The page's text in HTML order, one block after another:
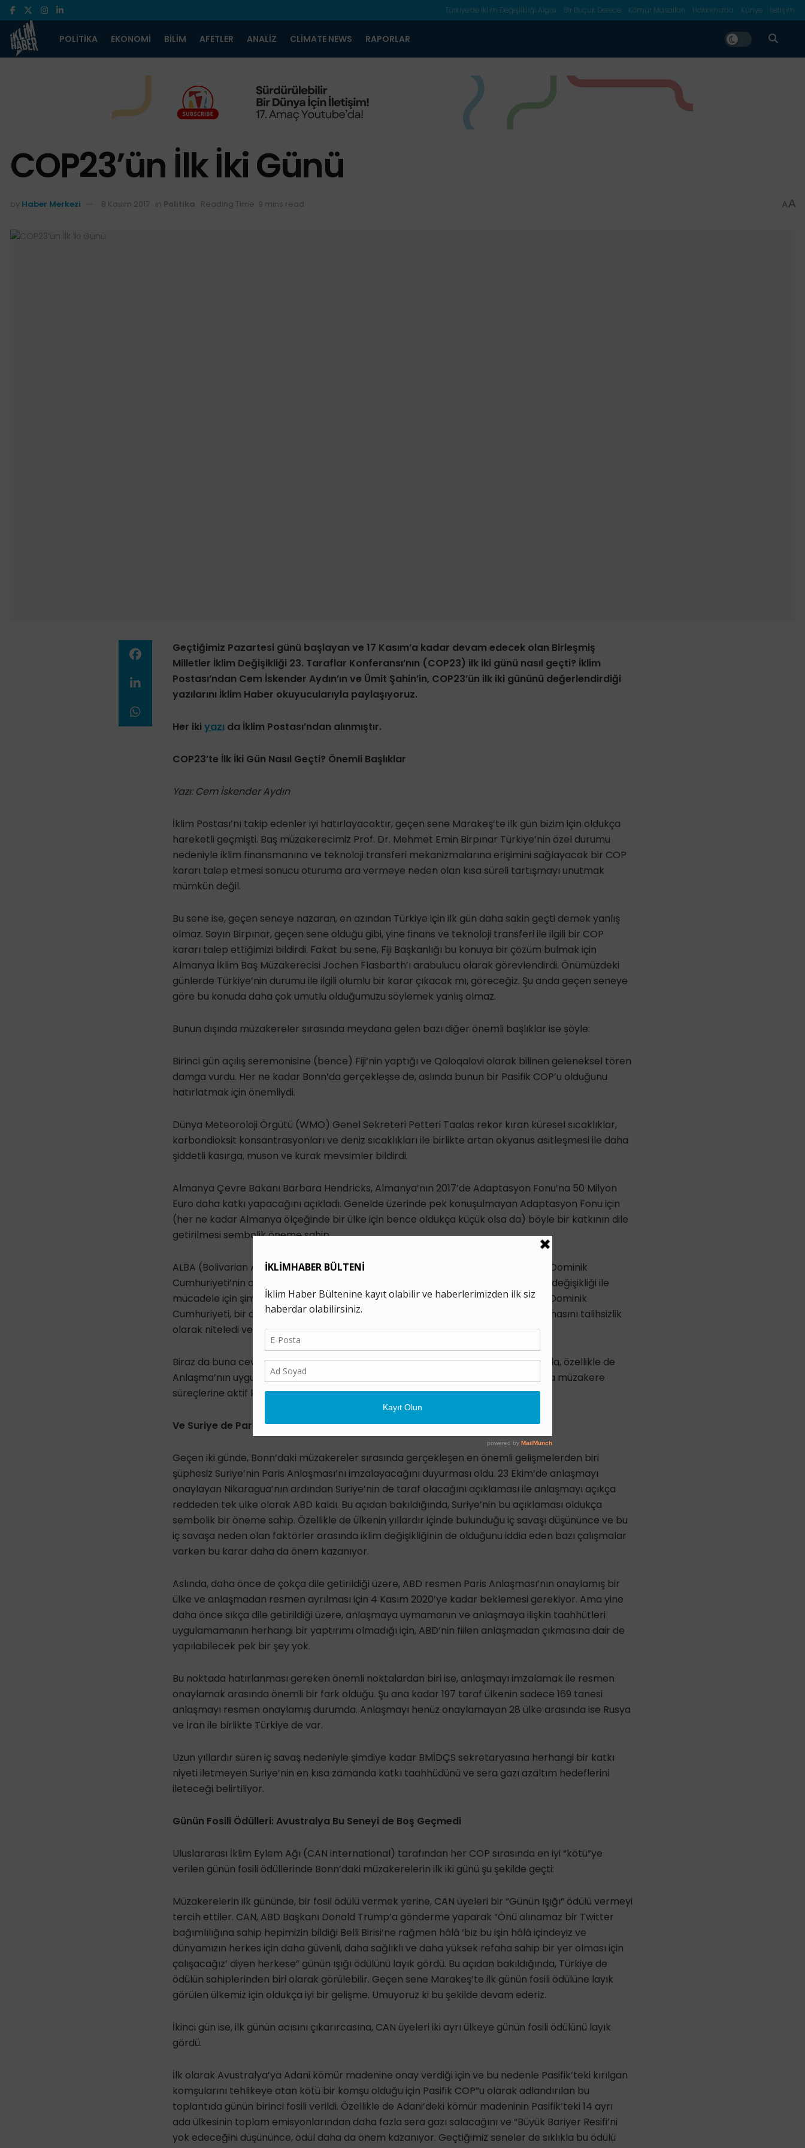
Türkiye’de İklim Değişlikliği Algısı Bir Buçuk Derece Kömür Masalları Hakkımızda Künye İletişim
POLITIKA EKONOMI BILIM AFETLER ANALIZ CLIMATE NEWS RAPORLAR
COP23’ün İlk İki Günü
by Haber Merkezi 8 Kasım 2017 in Politika Reading Time: 9 mins read AA
Geçtiğimiz Pazartesi günü başlayan ve 17 Kasım’a kadar devam edecek olan Birleşmiş
Milletler İklim Değişikliği 23. Taraflar Konferansı’nın (COP23) ilk iki günü nasıl geçti? İklim
Postası’ndan Cem İskender Aydın’ın ve Ümit Şahin’in, COP23’ün ilk iki gününü değerlendirdiği
yazılarını İklim Haber okuyucularıyla paylaşıyoruz.
Her iki yazı da İklim Postası’ndan alınmıştır.
COP23’te İlk İki Gün Nasıl Geçti? Önemli Başlıklar
Yazı: Cem İskender Aydın
İklim Postası’nı takip edenler iyi hatırlayacaktır, geçen sene Marakeş’te ilk gün bizim için oldukça
hareketli geçmişti. Baş müzakerecimiz Prof. Dr. Mehmet Emin Birpınar Türkiye’nin özel durumu
nedeniyle iklim finansmanına ve teknoloji transferi mekanizmalarına erişimini sağlayacak bir COP
kararı talep etmesi sonucu oturuma ara vermeye neden olan kısa süreli tartışmayı unutmak
mümkün değil.
Bu sene ise, geçen seneye nazaran, en azından Türkiye için ilk gün daha sakin geçti demek yanlış
olmaz. Sayın Birpınar, geçen sene olduğu gibi, yine finans ve teknoloji transferi ile ilgili bir COP
kararı talep ettiğimizi bildirdi. Fakat bu sene, Fiji Başkanlığı bu konuya bir çözüm bulmak için
Almanya İklim Baş Müzakerecisi Jochen Flasbarth’ı arabulucu olarak görevlendirdi. Önümüzdeki
günlerde Türkiye’nin durumu ile ilgili olumlu bir karar çıkacak mı, göreceğiz. Şu anda geçen seneye
göre bu konuda daha çok umutlu olduğumuzu söylemek yanlış olmaz.
Bunun dışında müzakereler sırasında meydana gelen bazı diğer önemli başlıklar ise şöyle:
Birinci gün açılış seremonisine (bence) Fiji’nin yaptığı ve Qaloqalovi olarak bilinen geleneksel tören
damga vurdu. Her ne kadar Bonn’da gerçekleşse de, aslında bunun bir Pasifik COP’u olduğunu
hatırlatmak için önemliydi.
Dünya Meteoroloji Örgütü (WMO) Genel Sekreteri Petteri Taalas rekor kıran küresel sıcaklıklar,
karbondioksit konsantrasyonları ve deniz sıcaklıkları ile birlikte artan okyanus asitleşmesi ile daha
şiddetli kasırga, muson ve kurak mevsimler bildirdi.
Almanya Çevre Bakanı Barbara Hendricks, Almanya’nın 2017’de Adaptasyon Fonu’na 50 Milyon
Euro daha katkı yapacağını açıkladı. Genelde üzerinde pek konuşulmayan Adaptasyon Fonu için
(her ne kadar Almanya ölçeğinde bir ülke için bence oldukça küçük olsa da) böyle bir katkının dile
getirilmesi sembolik öneme sahip.
ALBA (Bolivarian Alliance For The Peoples Of Our America) grubu adına konuşan Dominik
Cumhuriyeti’nin açıklaması ise odadaki fili işaret etmesi açısından önemliydi. İklim değişikliği ile
mücadele için şimdiye kadar taahhüt edilen katkıların yetersiz olduğunu belirten Dominik
Cumhuriyeti, bir de bu şartlar altında EK-1 üyesi bir ülkenin anlaşmadan çıkmış olmasını talihsizlik
olarak niteledi ve üstü kapalı olarak ABD’nin anlaşmadan çekilmesini eleştirdi.
Biraz da buna cevaben, ABD, her ne kadar Paris Anlaşması’ndan çekilmiş olsalar da, özellikle de
Anlaşma’nın uygulanmasına dair ana hatların ve ilkelerin oluşturulması konusunda müzakere
süreçlerine aktif katılım gerçekleştireceklerini açıkladı.
Ve Suriye de Paris Anlaşması’nı İmzalıyor
Geçen iki günde, Bonn’daki müzakereler sırasında gerçekleşen en önemli gelişmelerden biri
şüphesiz Suriye’nin Paris Anlaşması’nı imzalayacağını duyurması oldu. 23 Ekim’de anlaşmayı
onaylayan Nikaragua’nın ardından Suriye’nin de taraf olacağını açıklaması ile anlaşmayı açıkça
reddeden tek ülke olarak ABD kaldı. Bu açıdan bakıldığında, Suriye’nin bu açıklaması oldukça
sembolik bir öneme sahip. Özellikle de ülkenin yıllardır içinde bulunduğu iç savaşı düşününce ve bu
iç savaşa neden olan faktörler arasında iklim değişikliğinin de olduğunu iddia eden bazı çalışmalar
varken bu karar daha da önem kazanıyor.
Aslında, daha önce de çokça dile getirildiği üzere, ABD resmen Paris Anlaşması’nın onaylamış bir
ülke ve anlaşmadan resmen ayrılması için 4 Kasım 2020’ye kadar beklemesi gerekiyor. Ama yine
daha önce sıkça dile getirildiği üzere, anlaşmaya uymamanın ve anlaşmaya ilişkin taahhütleri
uygulamamanın herhangi bir yaptırımı olmadığı için, ABD’nin fiilen anlaşmadan çıkmasına dair de
yapılabilecek pek bir şey yok.
Bu noktada hatırlanması gereken önemli noktalardan biri ise, anlaşmayı imzalamak ile resmen
onaylamak arasında önemli bir fark olduğu. Şu ana kadar 197 taraf ülkenin sadece 169 tanesi
anlaşmayı resmen onaylamış durumda. Anlaşmayı henüz onaylamayan 28 ülke arasında ise Rusya
ve İran ile birlikte Türkiye de var.
Uzun yıllardır süren iç savaş nedeniyle şimdiye kadar BMİDÇS sekretaryasına herhangi bir katkı
niyeti iletmeyen Suriye’nin en kısa zamanda katkı taahhüdünü ve sera gazı azaltım hedeflerini
ileteceği belirtiliyor.
Günün Fosili Ödülleri: Avustralya Bu Seneyi de Boş Geçmedi
Uluslararası İklim Eylem Ağı (CAN international) tarafından her COP sırasında en iyi “kötü”ye
verilen günün fosili ödüllerinde Bonn’daki müzakerelerin ilk iki günü şu şekilde geçti:
Müzakerelerin ilk gününde, bir fosil ödülü vermek yerine, CAN üyeleri bir “Günün Işığı” ödülü vermeyi
tercih ettiler. CAN, ABD Başkanı Donald Trump’a gönderme yaparak “Önü alınamaz bir Twitter
bağımlılığına sahip hepimizin bildiği Belli Birisi’ne rağmen hâlâ ‘biz bu işin hâlâ içindeyiz ve
dünyamızın herkes için daha güvenli, daha sağlıklı ve daha yüksek refaha sahip bir yer olması için
çalışacağız’ diyen herkese” günün ışığı ödülünü layık gördü. Bu açıdan bakıldığında, Türkiye de
ödülün sahiplerinden biri olarak görülebilir. Geçen sene Marakeş’te ilk günün fosili ödülüne layık
görülen ülkemiz için oldukça iyi bir gelişme. Umuyoruz ki bu şekilde devam ederiz.
İkinci gün ise, ilk günün acısını çıkarırcasına, CAN üyeleri iki ayrı ülkeye günün fosili ödülünü layık
gördü.
İlk olarak Avustralya’ya Adani kömür madenine onay verdiği için ve bu nedenle Pasifik’teki kırılgan
komşularını tehlikeye atan kötü bir komşu olduğu için Pasifik COP”u olarak adlandırılan bu
toplantıda günün birinci fosili verildi. Özellikle de Adani’deki kömür madeninin Pasifik’teki 14 ayrı
ada ülkesinin toplam emisyonlarından daha fazla sera gazı salacağını ve “Büyük Bariyer Resifi’ni
yok edeceğini düşününce, ödül daha da önem kazanıyor. Geçtiğimiz seneler de sıklıkla bu ödülü